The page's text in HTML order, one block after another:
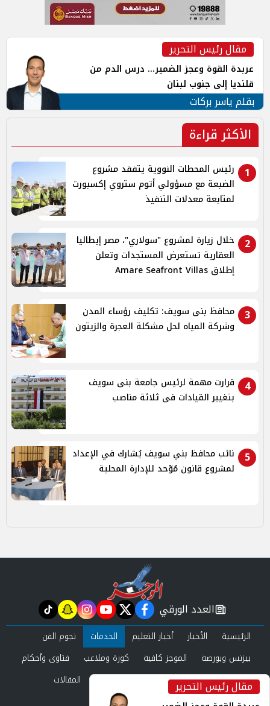
مقال رئيس التحرير
عربدة القوة وعجز الضمير... درس الدم من
قلنديا إلى جنوب لبنان
بقلم ياسر بركات
الأكثر قراءة
1
رئيس المحطات النووية يتفقد مشروع
الضبعة مع مسؤولي أتوم ستروي إكسبورت
لمتابعة معدلات التنفيذ
2
خلال زيارة لمشروع "سولاري"، مصر إيطاليا
العقارية تستعرض المستجدات وتعلن
إطلاق Amare Seafront Villas
3
محافظ بنى سويف: تكليف رؤساء المدن
وشركة المياه لحل مشكلة العجرة والزيتون
4
قرارت مهمة لرئيس جامعة بنى سويف
بتغيير القيادات فى ثلاثة مناصب
5
نائب محافظ بني سويف يُشارك في الإعداد
لمشروع قانون مُوّحد للإدارة المحلية
مقال رئيس التحرير
newspaper
العدد الورقي facebook
twitter
youtube
instagram
snapchat
tiktok
الرئيسية الأخبار أخبار التعليم الخدمات
نجوم الفن
بيزنس وبورصة
الموجز كافية كورة وملاعب
فتاوى وأحكام
صحة وجمال
عرب وعالم حوادث ومحاكم
المقالات
العدد الورقي